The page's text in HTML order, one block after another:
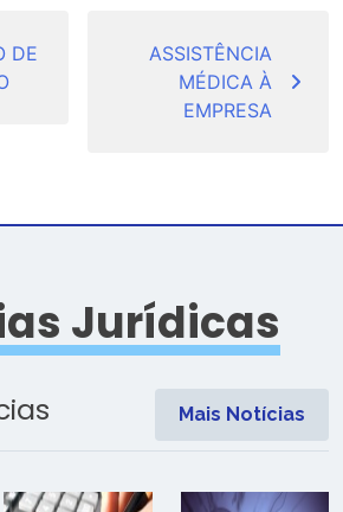
DE
ASSISTÊNCIA
MÉDICA À
EMPRESA
Jurídicas
Mais Notícias